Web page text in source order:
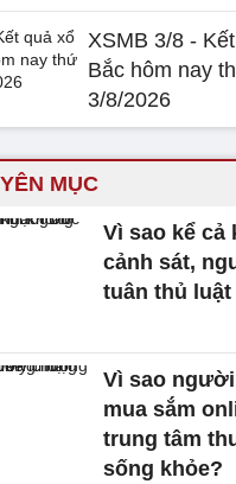
XSMB 3/8 -
Bắc hôm nay
3/8/2026
MỤC
Vì sao kể cả
cảnh sát,
tuân thủ
Vì sao
mua sắm
trung tâm
sống khỏe?